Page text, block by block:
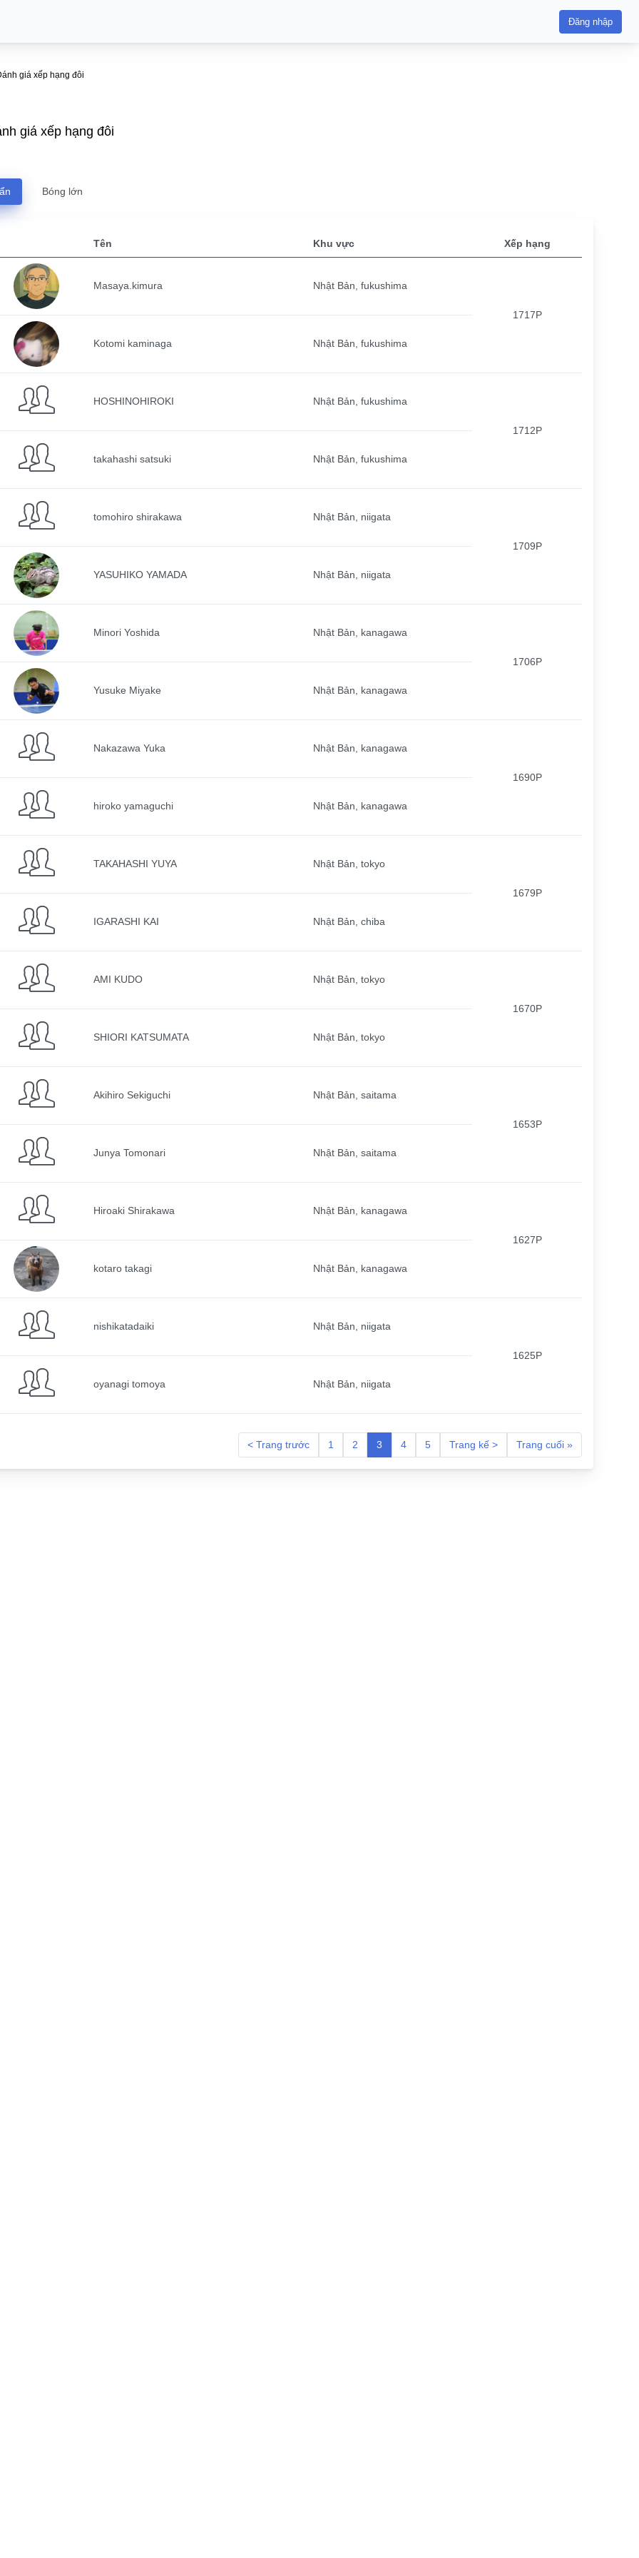
Đăng nhập
giá xếp hạng đôi
giá xếp hạng đôi
Bóng lớn
Tên Khu vực Xếp hạng
Masaya.kimura Nhật Bản, fukushima
1717P
Kotomi kaminaga Nhật Bản, fukushima
HOSHINOHIROKI Nhật Bản, fukushima
1712P
takahashi satsuki Nhật Bản, fukushima
tomohiro shirakawa Nhật Bản, niigata
1709P
YASUHIKO YAMADA Nhật Bản, niigata
Minori Yoshida Nhật Bản, kanagawa
1706P
Yusuke Miyake Nhật Bản, kanagawa
Nakazawa Yuka Nhật Bản, kanagawa
1690P
hiroko yamaguchi Nhật Bản, kanagawa
TAKAHASHI YUYA Nhật Bản, tokyo
1679P
IGARASHI KAI Nhật Bản, chiba
AMI KUDO Nhật Bản, tokyo
1670P
SHIORI KATSUMATA Nhật Bản, tokyo
Akihiro Sekiguchi Nhật Bản, saitama
1653P
Junya Tomonari Nhật Bản, saitama
Hiroaki Shirakawa Nhật Bản, kanagawa
1627P
kotaro takagi Nhật Bản, kanagawa
nishikatadaiki Nhật Bản, niigata
1625P
oyanagi tomoya Nhật Bản, niigata
< Trang trước 1 2 3 4 5 Trang kế > Trang cuối »